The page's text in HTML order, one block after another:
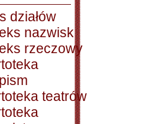
działów
nazwisk
rzeczowy
teatrów